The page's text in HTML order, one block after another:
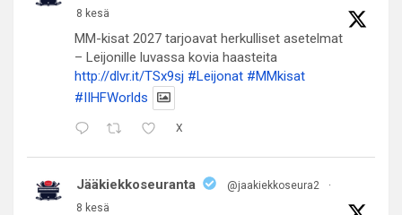
8 kesä
MM-kisat 2027 tarjoavat herkulliset asetelmat
– Leijonille luvassa kovia haasteita
http://dlvr.it/TSx9sj #Leijonat #MMkisat
#IIHFWorlds
X
Jääkiekkoseuranta @jaakiekkoseura2
·
8 kesä